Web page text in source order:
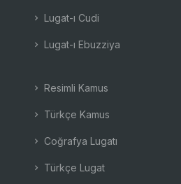
Lugat-ı Cudi
Lugat-ı Ebuzziya
Resimli Kamus
Türkçe Kamus
Coğrafya Lugatı
Türkçe Lugat